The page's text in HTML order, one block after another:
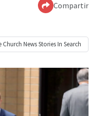
Compartir
Church NewsStories In Search